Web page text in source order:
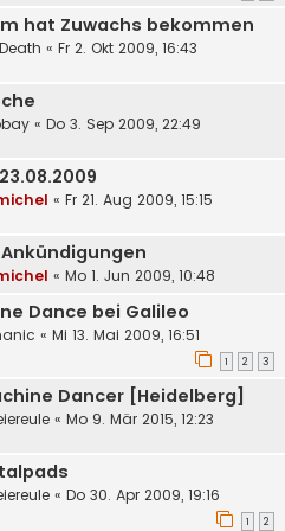
hat Zuwachs bekommen
« Fr 2. Okt 2009, 16:43
« Do 3. Sep 2009, 22:49
« Fr 21. Aug 2009, 15:15
« Mo 1. Jun 2009, 10:48
Dance bei Galileo
« Mi 13. Mai 2009, 16:51
1 2 3
Dancer [Heidelberg]
« Mo 9. Mär 2015, 12:23
« Do 30. Apr 2009, 19:16
1 2